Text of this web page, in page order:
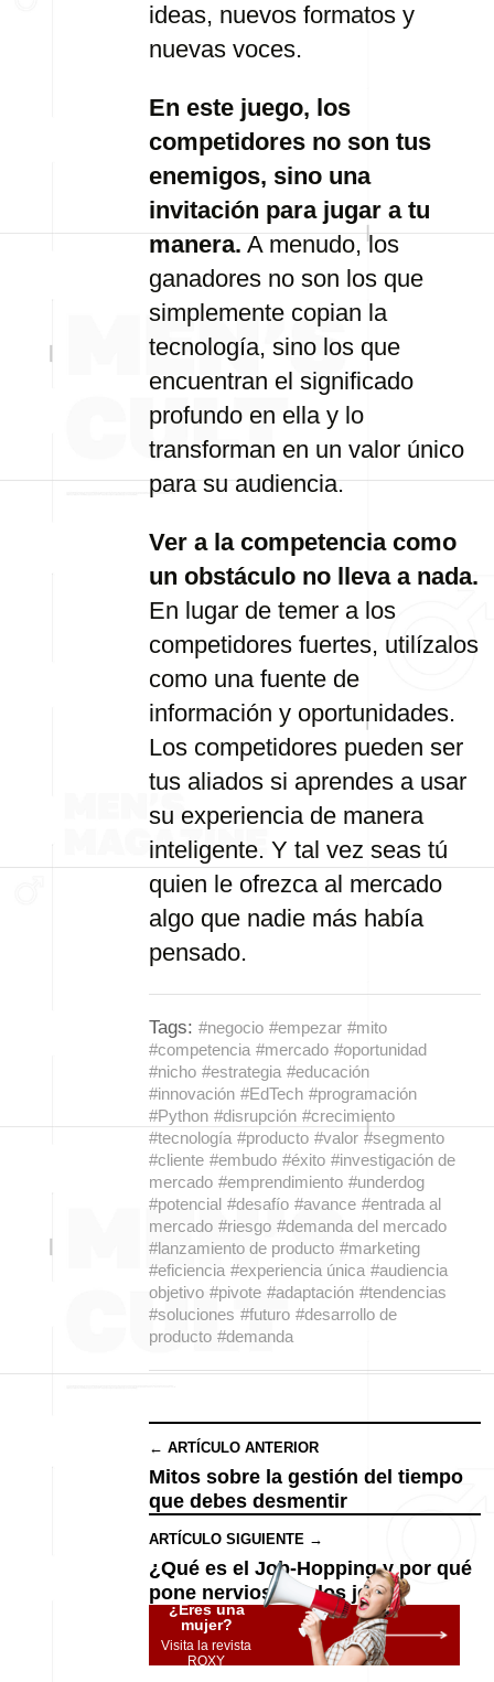
ideas, nuevos formatos y
nuevas voces.
En este juego, los
competidores no son tus
enemigos, sino una
invitación para jugar a tu
manera. A menudo, los
ganadores no son los que
simplemente copian la
tecnología, sino los que
encuentran el significado
profundo en ella y lo
transforman en un valor único
para su audiencia.
Ver a la competencia como
un obstáculo no lleva a nada.
En lugar de temer a los
competidores fuertes, utilízalos
como una fuente de
información y oportunidades.
Los competidores pueden ser
tus aliados si aprendes a usar
su experiencia de manera
inteligente. Y tal vez seas tú
quien le ofrezca al mercado
algo que nadie más había
pensado.
Tags: #negocio #empezar #mito
#competencia #mercado #oportunidad
#nicho #estrategia #educación
#innovación #EdTech #programación
#Python #disrupción #crecimiento
#tecnología #producto #valor #segmento
#cliente #embudo #éxito #investigación de
mercado #emprendimiento #underdog
#potencial #desafío #avance #entrada al
mercado #riesgo #demanda del mercado
#lanzamiento de producto #marketing
#eficiencia #experiencia única #audiencia
objetivo #pivote #adaptación #tendencias
#soluciones #futuro #desarrollo de
producto #demanda
← ARTÍCULO ANTERIOR
Mitos sobre la gestión del tiempo
que debes desmentir
ARTÍCULO SIGUIENTE →
¿Qué es el Job-Hopping y por qué
pone nerviosos a los jefes?
¿Eres una
mujer?
Visita la revista
ROXY